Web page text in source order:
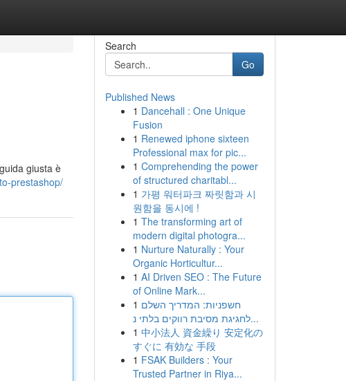
giusta è
prestashop/
Search
Go
Published News
1 Dancehall : One Unique
Fusion
1 Renewed iphone sixteen
Professional max for pic...
1 Comprehending the power
of structured charitabl...
1 가평 워터파크 짜릿함과 시
원함을 동시에 !
1 The transforming art of
modern digital photogra...
1 Nurture Naturally : Your
Organic Horticultur...
1 AI Driven SEO : The Future
of Online Mark...
1 חשפניות: המדריך השלם
לחגיגת מסיבת רווקים בלתי נ...
1 中小法人 資金繰り 安定化の
すぐに 有効な 手段
1 FSAK Builders : Your
Trusted Partner in Riya...